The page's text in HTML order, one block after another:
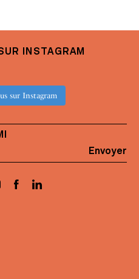
INSTAGRAM
sur Instagram
Envoyer